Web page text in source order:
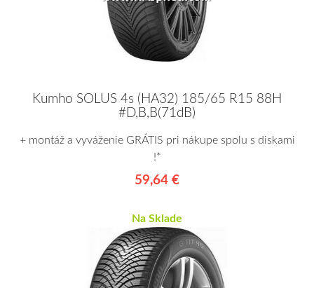
Kumho SOLUS 4s (HA32) 185/65 R15 88H
#D,B,B(71dB)
+ montáž a vyváženie GRÁTIS pri nákupe spolu s diskami
!*
59,64 €
Na Sklade